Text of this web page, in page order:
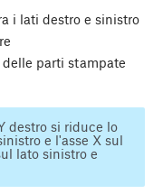
i lati destro e sinistro
parti stampate
destro si riduce lo
e l'asse X sul
lato sinistro e